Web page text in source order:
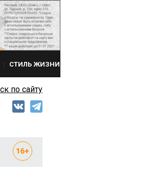
СТИЛЬ ЖИЗНИ
по сайту